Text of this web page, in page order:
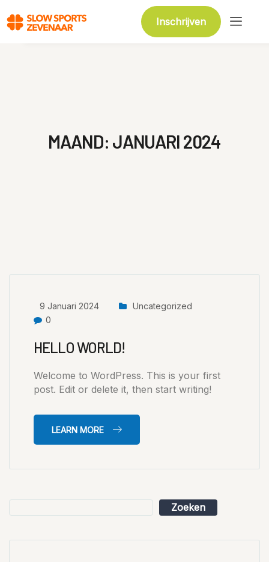
Inschrijven
MAAND: JANUARI 2024
9 Januari 2024
Uncategorized
0
HELLO WORLD!
Welcome to WordPress. This is your first
post. Edit or delete it, then start writing!
LEARN MORE
Zoeken